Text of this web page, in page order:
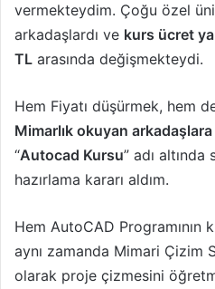
vermekteydim. Çoğu özel
arkadaşlardı ve kurs ücret
TL arasında değişmekteydi.
Hem Fiyatı düşürmek, hem
Mimarlık okuyan arkadaşlara
“Autocad Kursu” adı
hazırlama kararı aldım.
Hem AutoCAD Programının
aynı zamanda Mimari Çizim
olarak proje çizmesini